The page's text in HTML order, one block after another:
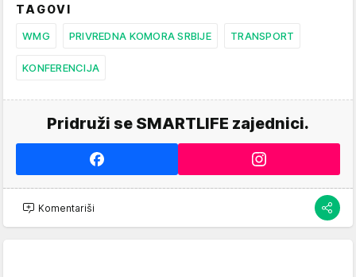
TAGOVI
WMG PRIVREDNA KOMORA SRBIJE TRANSPORT
KONFERENCIJA
Pridruži se SMARTLIFE zajednici.
Komentariši